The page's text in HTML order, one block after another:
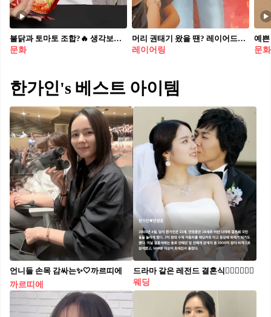
불닭과 토마토 조합?🔥 생각보다 맛있는 불닭볶음면 레시피🍜🤍 1. 토마토 먼저 끓이기 냄비에 물과 한입 크기로 자른 토마토를 넣고 먼저 끓여줍니다. 2. 면과 스프 넣기 물이 끓으면 면과 액상스프를 넣고 4~5분 정도 끓여줍니다. 토마토는 숟가락으로 가볍게 으깨주세요. 3. 자작하게 마무리 국물이 어느 정도 자작해질 때까지 끓이면 완성입니다. 토마토의 산미와 불닭의 매운맛이 어우러져 색다른 조합을 느낄 수 있습니다.
문화
머리 권태기 왔을 땐? 레이어드💇🏻‍♀️ 애매한 기장엔 잘 어울리는 중단발 레이어드하자💛✨
레이어링
문화
한가인's 베스트 아이템
언니들 손목 감싸는✨🤍까르띠에
까르띠에
드라마 같은 레전드 결혼식👰🏻‍♀️🤵🏻‍♂️
웨딩